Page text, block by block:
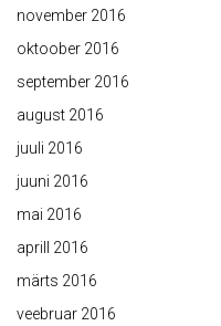
november 2016
oktoober 2016
september 2016
august 2016
juuli 2016
juuni 2016
mai 2016
aprill 2016
märts 2016
veebruar 2016